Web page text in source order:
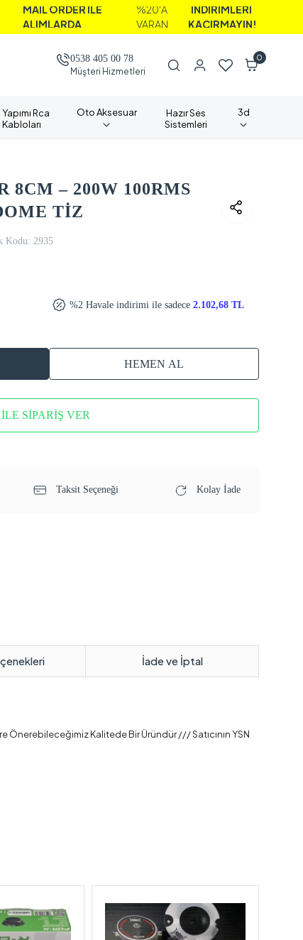
İLE
%20'A
İNDİRİMLERİ
KAÇIRMAYIN!
0538 405 00 78
Müşteri Hizmetleri
0
Yapımı Rca
Kabloları
Oto Aksesuar
Hazır Ses
Sistemleri
3d
8CM – 200W 100RMS
TİZ
Kodu: 2935
%2 Havale indirimi ile sadece 2.102,68 TL
HEMEN AL
SİPARİŞ VER
Taksit Seçeneği Kolay İade
İade ve İptal
Önerebileceğimiz Kalitede Bir Üründür /// Satıcının YSN